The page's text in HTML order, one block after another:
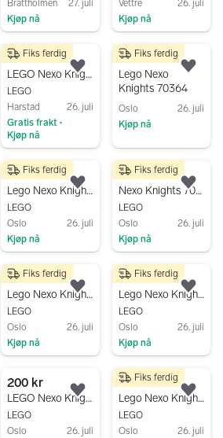
Brattholmen
27. juli
Kjøp nå
Vettre
26. juli
Kjøp nå
89 kr
LEGO Nexo Knights 271606 Knight Racer Limited edition
LEGO
Harstad
26. juli
Gratis frakt •
Kjøp nå
Fiks ferdig
Legg til som favoritt.
100 kr
Lego Nexo
Knights 70364
Oslo
26. juli
Kjøp nå
Fiks ferdig
Gå til annonsen
100 kr
Lego Nexo Knights 70363 Battle Suit Macy
LEGO
Oslo
26. juli
Kjøp nå
Fiks ferdig
Legg til som favoritt.
100 kr
Nexo Knights 70318 The Glob Lobber
LEGO
Oslo
26. juli
Kjøp nå
Fiks ferdig
100 kr
Lego Nexo Knights 70362 Battle Suit Clay
LEGO
Oslo
26. juli
Kjøp nå
Fiks ferdig
Legg til som favoritt.
100 kr
Lego Nexo Knights 70366 Battle Suit Lance
LEGO
Oslo
26. juli
Kjøp nå
Fiks ferdig
200 kr
LEGO Nexo Knights Lance’s Twin Jouster sett
LEGO
Oslo
26. juli
Legg til som favoritt.
100 kr
Lego Nexo Knight 70312 Lance´s Mecha Horse
LEGO
Oslo
26. juli
Fiks ferdig